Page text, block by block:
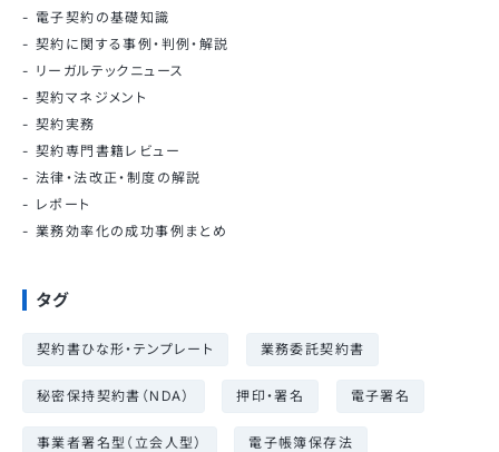
電子契約の基礎知識
契約に関する事例・判例・解説
リーガルテックニュース
契約マネジメント
契約実務
契約専門書籍レビュー
法律・法改正・制度の解説
レポート
業務効率化の成功事例まとめ
タグ
契約書ひな形・テンプレート 業務委託契約書
秘密保持契約書（NDA） 押印・署名 電子署名
事業者署名型（立会人型） 電子帳簿保存法